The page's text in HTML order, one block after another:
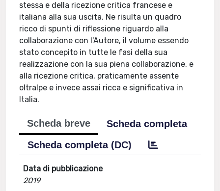
stessa e della ricezione critica francese e
italiana alla sua uscita. Ne risulta un quadro
ricco di spunti di riflessione riguardo alla
collaborazione con l'Autore, il volume essendo
stato concepito in tutte le fasi della sua
realizzazione con la sua piena collaborazione, e
alla ricezione critica, praticamente assente
oltralpe e invece assai ricca e significativa in
Italia.
Scheda breve
Scheda completa
Scheda completa (DC)
Data di pubblicazione
2019